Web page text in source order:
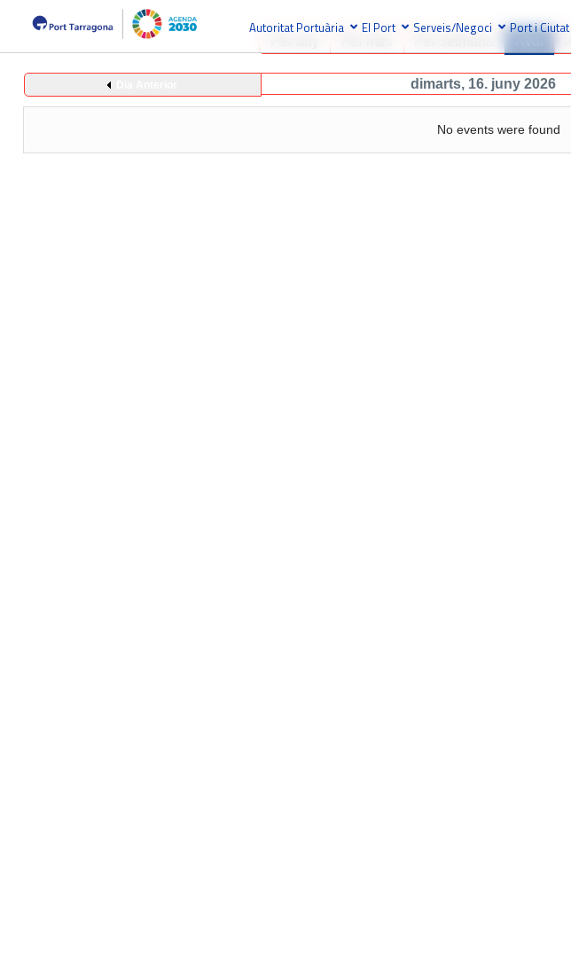
Autoritat Portuària El Port Serveis/Negoci Port i Ciutat
dimarts, 16. juny 2026
No events were found